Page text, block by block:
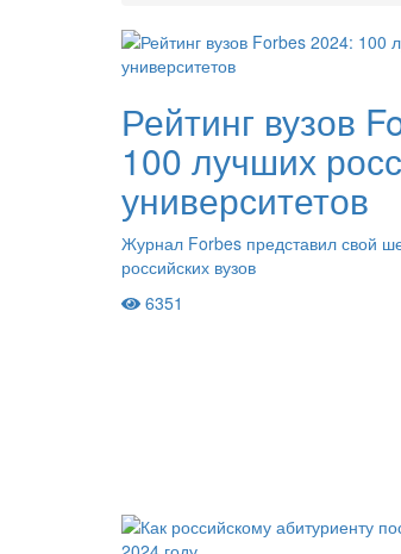
Рейтинг вузов
100 лучших
университетов
Журнал Forbes представил свой
российских вузов
6351